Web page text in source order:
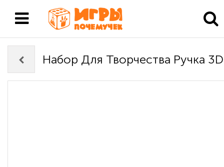
Набор Для Творчества Ручка 3D